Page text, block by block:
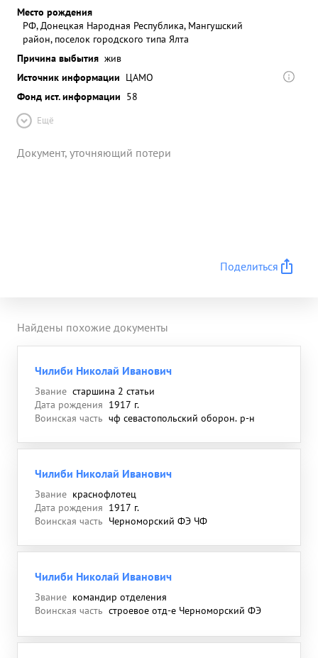
Место рождения
РФ, Донецкая Народная Республика, Мангушский
район, поселок городского типа Ялта
Причина выбытия жив
Источник информации ЦАМО
Фонд ист. информации 58
Ещё
Документ, уточняющий потери
Поделиться
Найдены похожие документы
Чилиби Николай Иванович
Звание старшина 2 статьи
Дата рождения 1917 г.
Воинская часть чф севастопольский оборон. р-н
Чилиби Николай Иванович
Звание краснофлотец
Дата рождения 1917 г.
Воинская часть Черноморский ФЭ ЧФ
Чилиби Николай Иванович
Звание командир отделения
Воинская часть строевое отд-е Черноморский ФЭ